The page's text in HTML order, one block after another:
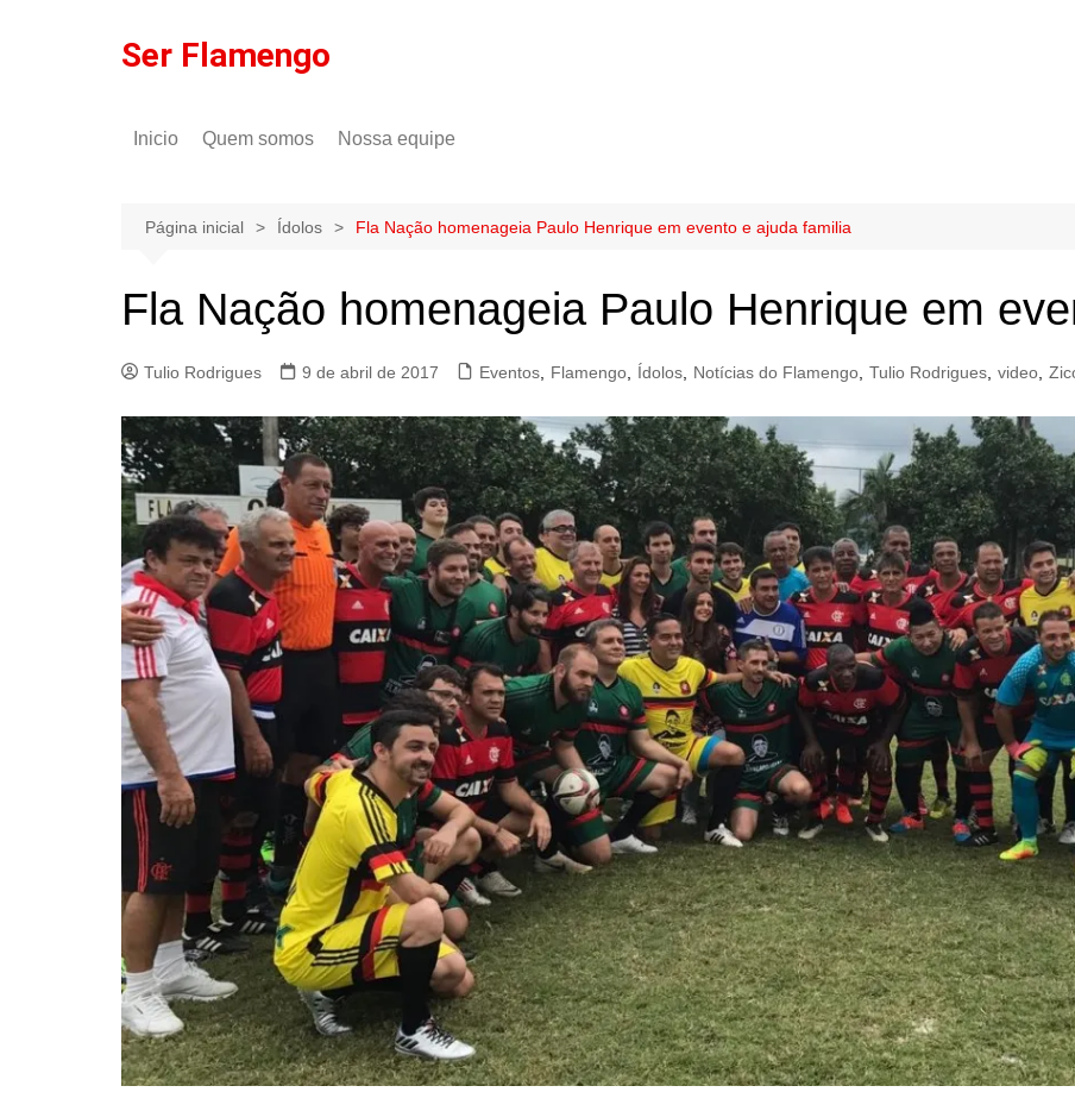
Ser Flamengo
Inicio Quem somos
Política de privacidade
Nossa equipe
Gilson Lima
Página inicial Ídolos Fla Nação homenageia Paulo Henrique em evento e ajuda familia
Fla Nação homenageia Paulo Henrique em
Tulio Rodrigues 9 de abril de 2017 Eventos Flamengo Ídolos Notícias do Flamengo Tulio Rodrigues video